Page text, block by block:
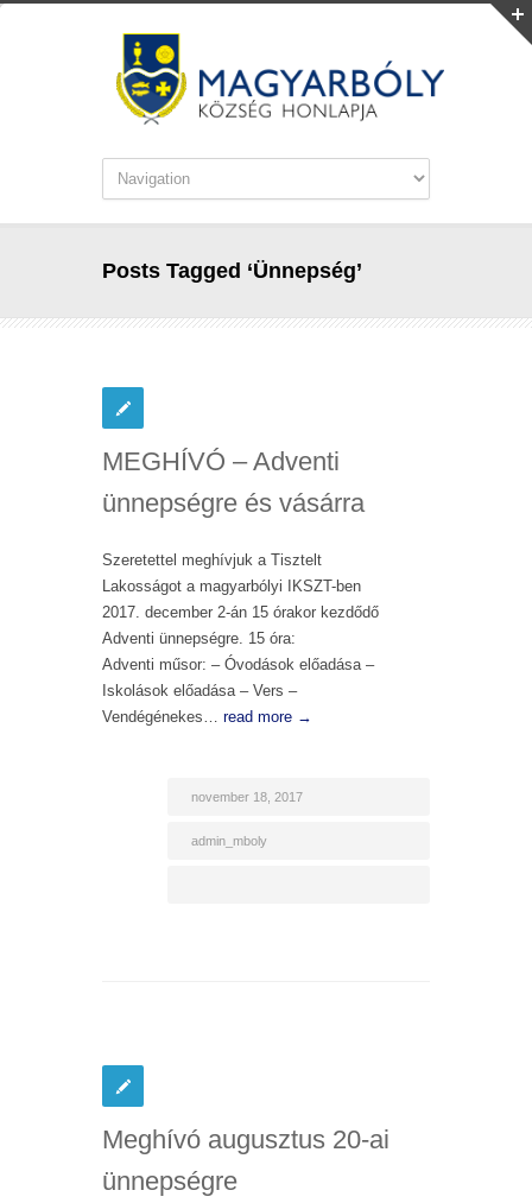
Posts Tagged ‘Ünnepség’
MEGHÍVÓ – Adventi
ünnepségre és vásárra
Szeretettel meghívjuk a Tisztelt
Lakosságot a magyarbólyi IKSZT-ben
2017. december 2-án 15 órakor kezdődő
Adventi ünnepségre. 15 óra:
Adventi műsor: – Óvodások előadása –
Iskolások előadása – Vers –
Vendégénekes…read more →
november 18, 2017
admin_mboly
Meghívó augusztus 20-ai
ünnepségre